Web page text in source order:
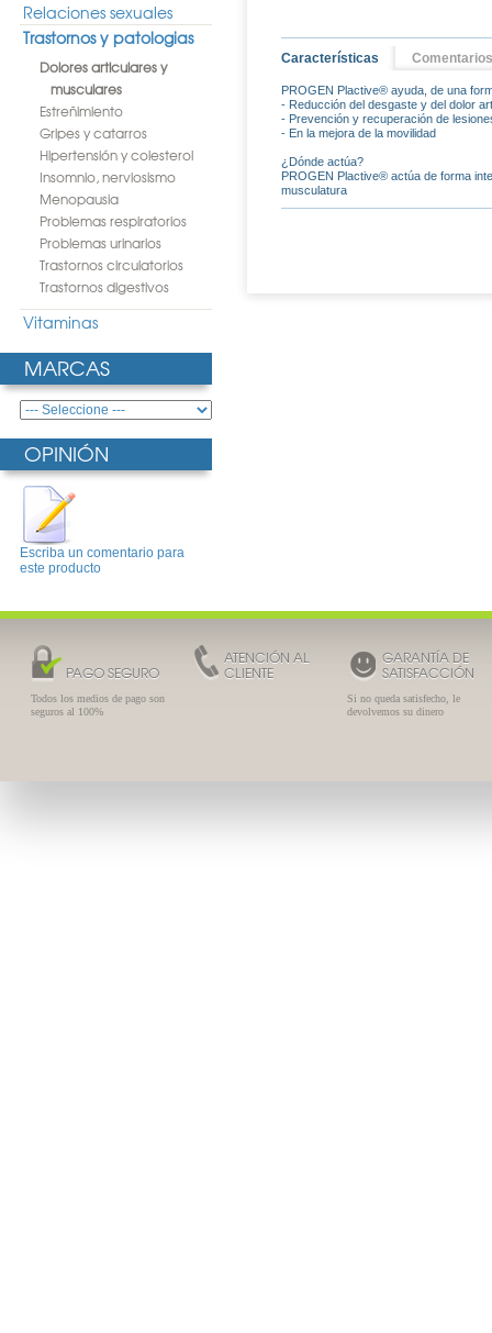
Relaciones sexuales
Trastornos y patologias
Dolores articulares y
musculares
Estreñimiento
Gripes y catarros
Hipertensión y colesterol
Insomnio, nerviosismo
Menopausia
Problemas respiratorios
Problemas urinarios
Trastornos circulatorios
Trastornos digestivos
Vitaminas
MARCAS
OPINIÓN
Escriba un comentario para
este producto
Características Comentarios
PROGEN Plactive® ayuda, de una
- Reducción del desgaste y del dolor
- Prevención y recuperación de
- En la mejora de la movilidad
¿Dónde actúa?
PROGEN Plactive® actúa de forma
musculatura
PAGO SEGURO
Todos los medios de pago son
seguros al 100%
ATENCIÓN AL
CLIENTE
GARANTÍA DE
SATISFACCIÓN
Si no queda satisfecho, le
devolvemos su dinero